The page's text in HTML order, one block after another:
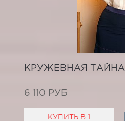
КРУЖЕВНАЯ ТАЙНА
6 110 РУБ
КУПИТЬ В 1